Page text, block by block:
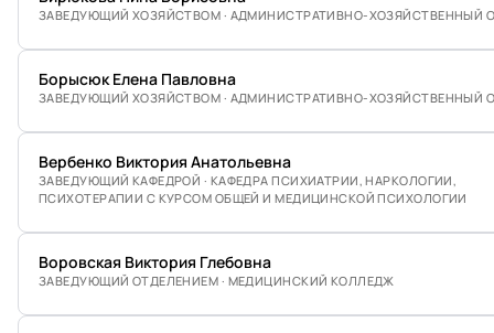
ЗАВЕДУЮЩИЙ ХОЗЯЙСТВОМ · АДМИНИСТРАТИВНО-ХОЗЯЙСТВЕННЫЙ
Борысюк Елена Павловна
ЗАВЕДУЮЩИЙ ХОЗЯЙСТВОМ · АДМИНИСТРАТИВНО-ХОЗЯЙСТВЕННЫЙ
Вербенко Виктория Анатольевна
ЗАВЕДУЮЩИЙ КАФЕДРОЙ · КАФЕДРА ПСИХИАТРИИ, НАРКОЛОГИИ,
ПСИХОТЕРАПИИ С КУРСОМ ОБЩЕЙ И МЕДИЦИНСКОЙ ПСИХОЛОГИИ
Воровская Виктория Глебовна
ЗАВЕДУЮЩИЙ ОТДЕЛЕНИЕМ · МЕДИЦИНСКИЙ КОЛЛЕДЖ